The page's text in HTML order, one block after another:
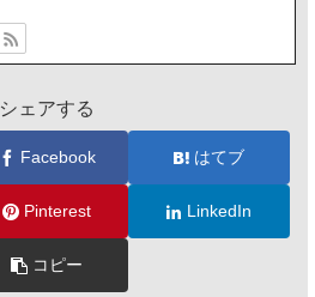
シェアする
Facebook はてブ
Pinterest LinkedIn
コピー